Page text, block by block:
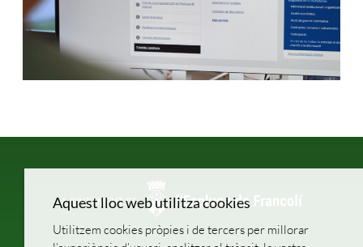
Aquest lloc web utilitza cookies
Utilitzem cookies pròpies i de tercers per millorar